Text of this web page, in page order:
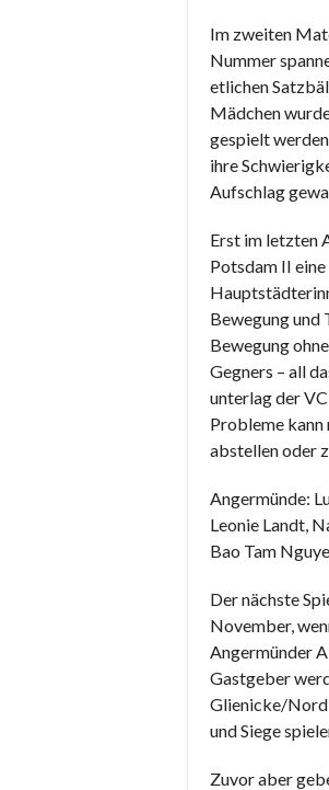
Im zweiten
Nummer
etlichen
Mädchen
gespielt
ihre
Aufschlag
Erst im letzten
Potsdam II
Bewegung und
Bewegung
Gegners – all
unterlag der
Probleme kann
abstellen oder
Angermünde:
Leonie Landt,
Bao Tam
Der nächste
November,
Angermünder
Gastgeber
Glienicke/
und Siege
Zuvor aber